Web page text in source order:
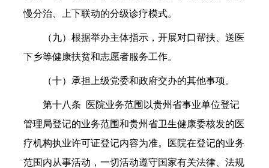
慢分治、上下联动的分级诊疗模式。
（九）根据举办主体指示，开展对口帮扶、送医
下乡等健康扶贫和志愿者服务工作。
（十）承担上级党委和政府交办的其他事项。
第十八条 医院业务范围以贵州省事业单位登记
管理局登记的业务范围和贵州省卫生健康委核发的医
疗机构执业许可证登记内容为准。医院在登记的业务
范围内从事活动，一切活动遵守国家有关法律、法规